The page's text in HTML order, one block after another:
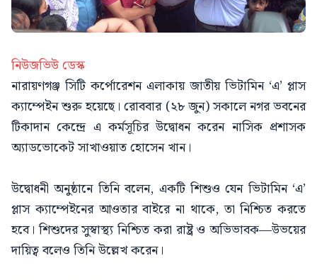
নিউজভিউ ডেস্ক
নারায়ণগঞ্জ সিটি কর্পোরেশন এলাকায় জাতীয় ভিটামিন ‘এ’ প্লাস
ক্যাম্পেইন শুরু হয়েছে। রোববার (২৮ জুন) সকালে নগর ভবনের
টিকাদান কেন্দ্রে এ কর্মসূচির উদ্বোধন করেন নাসিক প্রশাসক
অ্যাডভোকেট সাখাওয়াত হোসেন খান।
উদ্বোধনী অনুষ্ঠানে তিনি বলেন, একটি শিশুও যেন ভিটামিন ‘এ’
প্লাস ক্যাম্পেইনের আওতার বাইরে না থাকে, তা নিশ্চিত করতে
হবে। শিশুদের সুস্বাস্থ্য নিশ্চিত করা রাষ্ট্র ও অভিভাবক—উভয়ের
দায়িত্ব বলেও তিনি উল্লেখ করেন।